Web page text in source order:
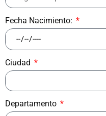
Fecha Nacimiento:
Ciudad
Departamento